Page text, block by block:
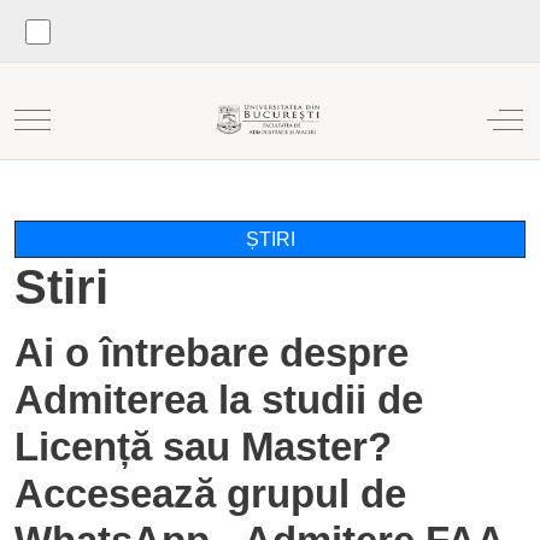
Mobile Menu Toggle Off-
ȘTIRI
Stiri
Ai o întrebare despre
Admiterea la studii de
Licență sau Master?
Accesează grupul de